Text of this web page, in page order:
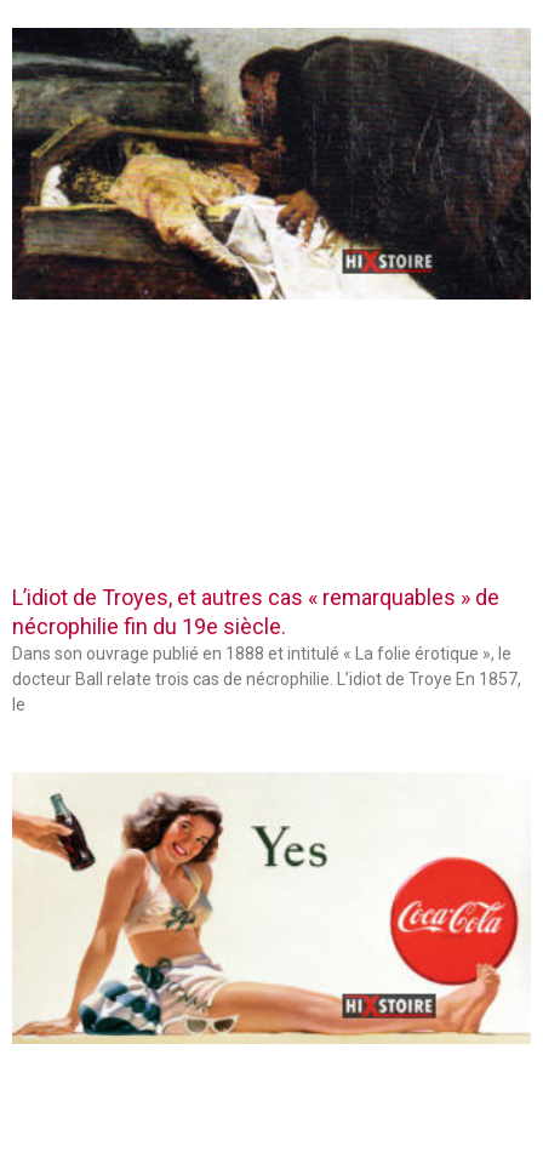
L’idiot de Troyes, et autres cas « remarquables » de
nécrophilie fin du 19e siècle.
Dans son ouvrage publié en 1888 et intitulé « La folie érotique », le
docteur Ball relate trois cas de nécrophilie. L’idiot de Troye En 1857,
le